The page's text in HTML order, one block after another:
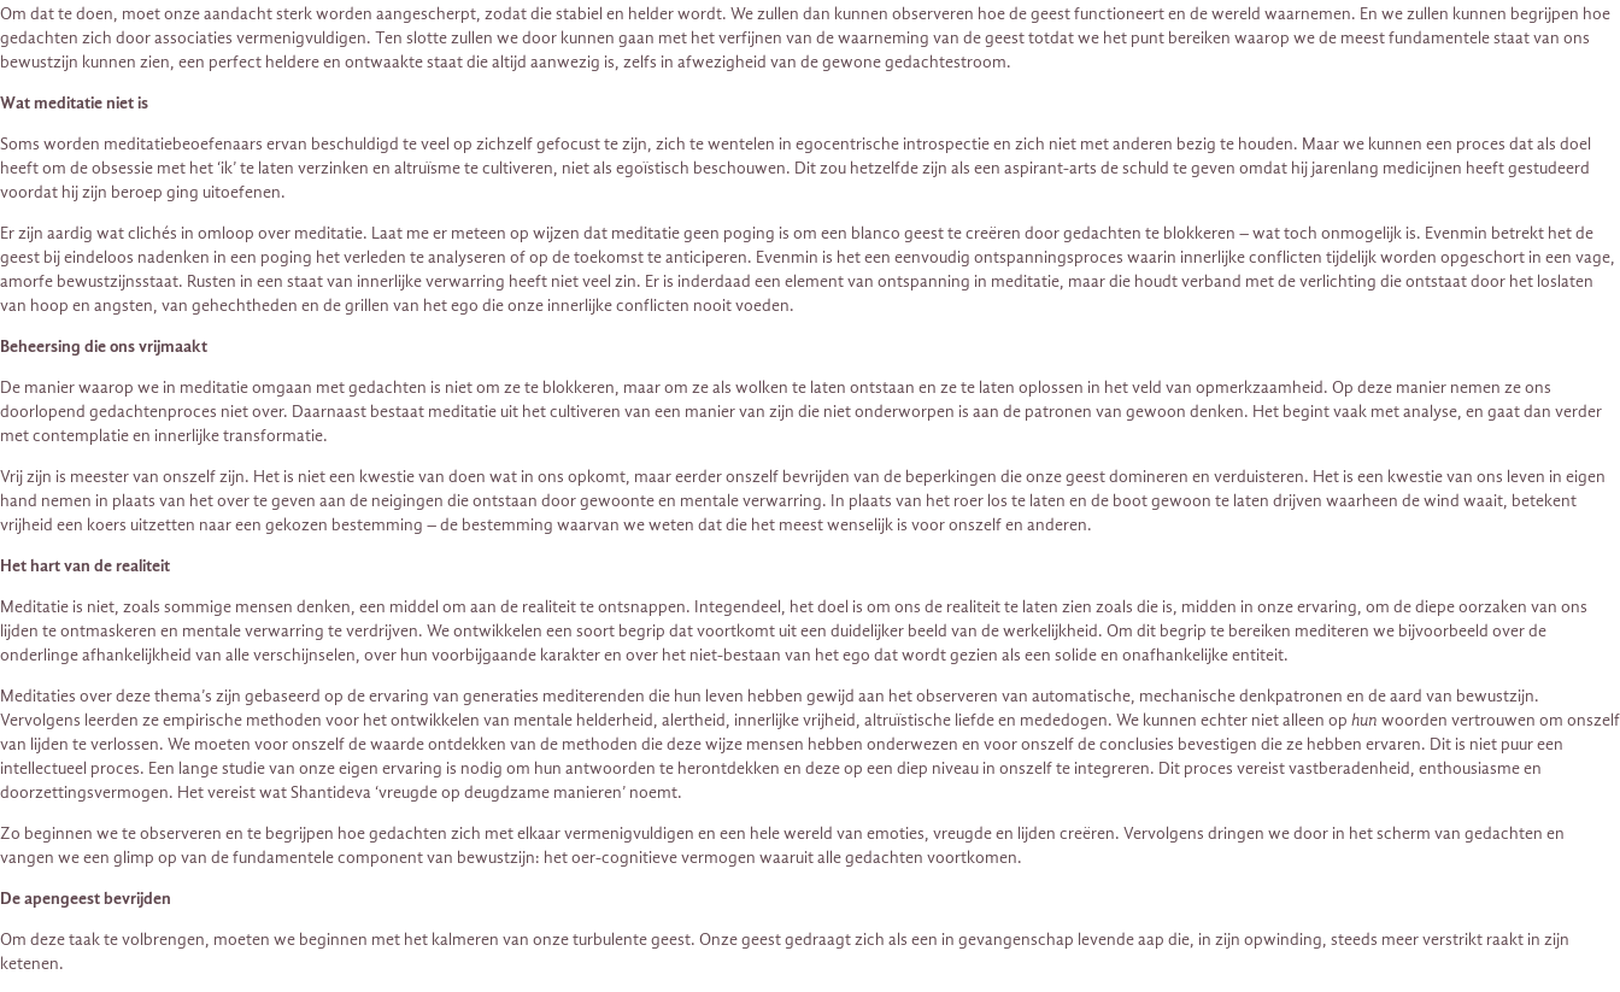
Om dat te doen, moet onze aandacht sterk worden aangescherpt, zodat die stabiel en helder wordt. We zullen dan kunnen observeren hoe de geest functioneert en de wereld waarnemen. En we zullen kunnen begrijpen hoe
gedachten zich door associaties vermenigvuldigen. Ten slotte zullen we door kunnen gaan met het verfijnen van de waarneming van de geest totdat we het punt bereiken waarop we de meest fundamentele staat van ons
bewustzijn kunnen zien, een perfect heldere en ontwaakte staat die altijd aanwezig is, zelfs in afwezigheid van de gewone gedachtestroom.
Wat meditatie niet is
Soms worden meditatiebeoefenaars ervan beschuldigd te veel op zichzelf gefocust te zijn, zich te wentelen in egocentrische introspectie en zich niet met anderen bezig te houden. Maar we kunnen een proces dat als doel
heeft om de obsessie met het ‘ik’ te laten verzinken en altruïsme te cultiveren, niet als egoïstisch beschouwen. Dit zou hetzelfde zijn als een aspirant-arts de schuld te geven omdat hij jarenlang medicijnen heeft gestudeerd
voordat hij zijn beroep ging uitoefenen.
Er zijn aardig wat clichés in omloop over meditatie. Laat me er meteen op wijzen dat meditatie geen poging is om een ​​blanco geest te creëren door gedachten te blokkeren – wat toch onmogelijk is. Evenmin betrekt het de
geest bij eindeloos nadenken in een poging het verleden te analyseren of op de toekomst te anticiperen. Evenmin is het een eenvoudig ontspanningsproces waarin innerlijke conflicten tijdelijk worden opgeschort in een vage,
amorfe bewustzijnsstaat. Rusten in een staat van innerlijke verwarring heeft niet veel zin. Er is inderdaad een element van ontspanning in meditatie, maar die houdt verband met de verlichting die ontstaat door het loslaten
van hoop en angsten, van gehechtheden en de grillen van het ego die onze innerlijke conflicten nooit voeden.
Beheersing die ons vrijmaakt
De manier waarop we in meditatie omgaan met gedachten is niet om ze te blokkeren, maar om ze als wolken te laten ontstaan ​​en ze te laten oplossen in het veld van opmerkzaamheid. Op deze manier nemen ze ons
doorlopend gedachtenproces niet over. Daarnaast bestaat meditatie uit het cultiveren van een manier van zijn die niet onderworpen is aan de patronen van gewoon denken. Het begint vaak met analyse, en gaat dan verder
met contemplatie en innerlijke transformatie.
Vrij zijn is meester van onszelf zijn. Het is niet een kwestie van doen wat in ons opkomt, maar eerder onszelf bevrijden van de beperkingen die onze geest domineren en verduisteren. Het is een kwestie van ons leven in eigen
hand nemen in plaats van het over te geven aan de neigingen die ontstaan ​​door gewoonte en mentale verwarring. In plaats van het roer los te laten en de boot gewoon te laten drijven waarheen de wind waait, betekent
vrijheid een koers uitzetten naar een gekozen bestemming – de bestemming waarvan we weten dat die het meest wenselijk is voor onszelf en anderen.
Het hart van de realiteit
Meditatie is niet, zoals sommige mensen denken, een middel om aan de realiteit te ontsnappen. Integendeel, het doel is om ons de realiteit te laten zien zoals die is, midden in onze ervaring, om de diepe oorzaken van ons
lijden te ontmaskeren en mentale verwarring te verdrijven. We ontwikkelen een soort begrip dat voortkomt uit een duidelijker beeld van de werkelijkheid. Om dit begrip te bereiken mediteren we bijvoorbeeld over de
onderlinge afhankelijkheid van alle verschijnselen, over hun voorbijgaande karakter en over het niet-bestaan ​​van het ego dat wordt gezien als een solide en onafhankelijke entiteit.
Meditaties over deze thema’s zijn gebaseerd op de ervaring van generaties mediterenden die hun leven hebben gewijd aan het observeren van automatische, mechanische denkpatronen en de aard van bewustzijn.
Vervolgens leerden ze empirische methoden voor het ontwikkelen van mentale helderheid, alertheid, innerlijke vrijheid, altruïstische liefde en mededogen. We kunnen echter niet alleen op hun woorden vertrouwen om onszelf
van lijden te verlossen. We moeten voor onszelf de waarde ontdekken van de methoden die deze wijze mensen hebben onderwezen en voor onszelf de conclusies bevestigen die ze hebben ervaren. Dit is niet puur een
intellectueel proces. Een lange studie van onze eigen ervaring is nodig om hun antwoorden te herontdekken en deze op een diep niveau in onszelf te integreren. Dit proces vereist vastberadenheid, enthousiasme en
doorzettingsvermogen. Het vereist wat Shantideva ‘vreugde op deugdzame manieren’ noemt.
Zo beginnen we te observeren en te begrijpen hoe gedachten zich met elkaar vermenigvuldigen en een hele wereld van emoties, vreugde en lijden creëren. Vervolgens dringen we door in het scherm van gedachten en
vangen we een glimp op van de fundamentele component van bewustzijn: het oer-cognitieve vermogen waaruit alle gedachten voortkomen.
De apengeest bevrijden
Om deze taak te volbrengen, moeten we beginnen met het kalmeren van onze turbulente geest. Onze geest gedraagt ​​zich als een in gevangenschap levende aap die, in zijn opwinding, steeds meer verstrikt raakt in zijn
ketenen.